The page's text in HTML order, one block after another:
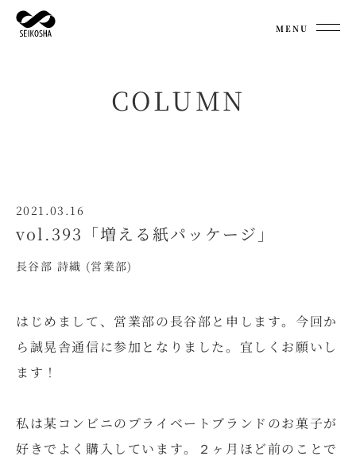
MENU
COLUMN
2021.03.16
vol.393「増える紙パッケージ」
長谷部 詩織 (営業部)
はじめまして、営業部の長谷部と申します。今回か
ら誠晃舎通信に参加となりました。宜しくお願いし
ます！
私は某コンビニのプライベートブランドのお菓子が
好きでよく購入しています。２ヶ月ほど前のことで